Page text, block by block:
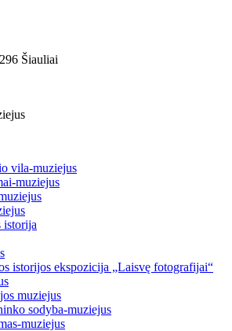
Šiauliai
vila-muziejus
muziejus
istorija
istorijos ekspozicija „Laisvę fotografijai“
muziejus
sodyba-muziejus
muziejus